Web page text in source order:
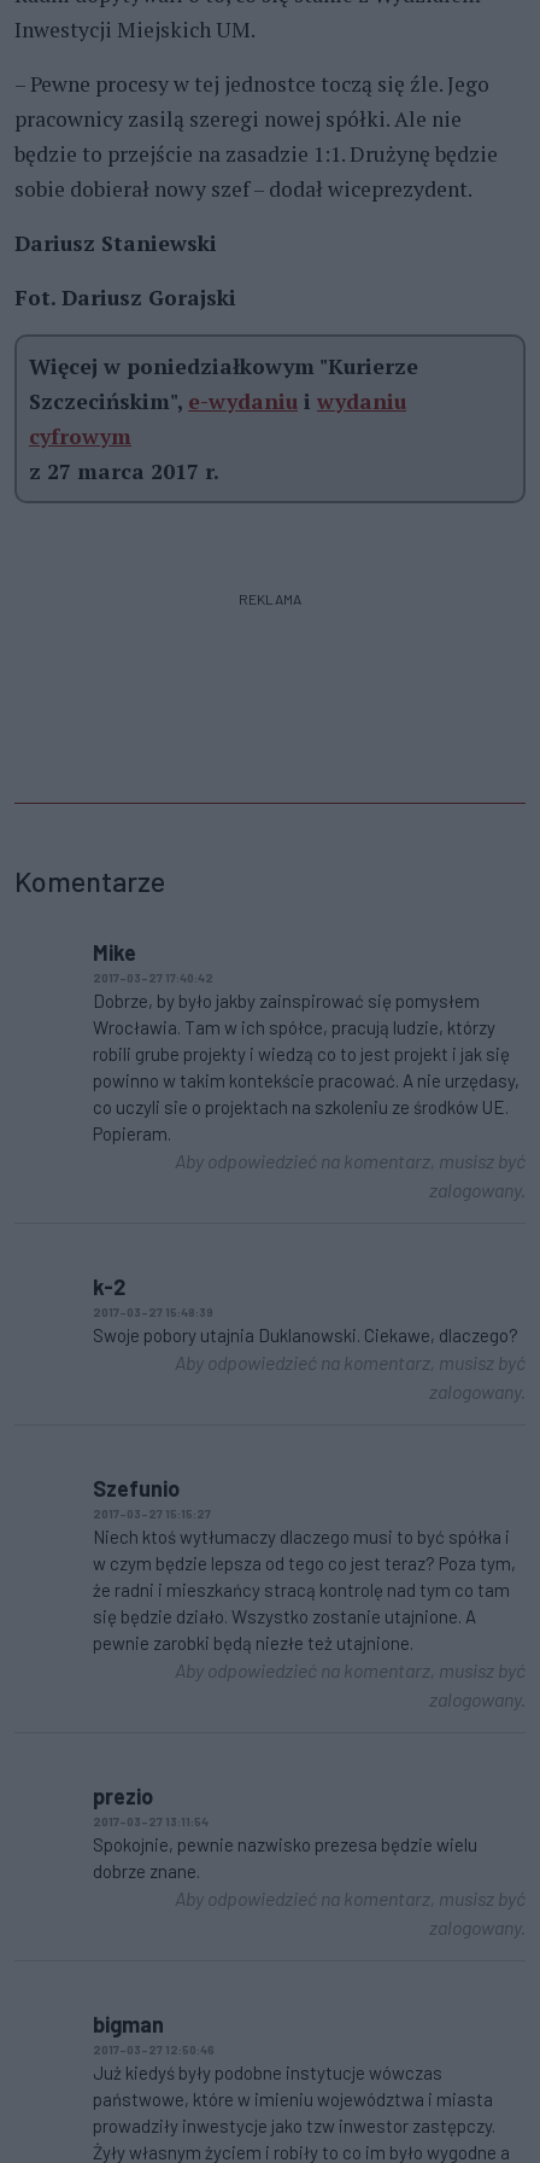
Inwestycji Miejskich UM.
– Pewne procesy w tej jednostce toczą się źle. Jego
pracownicy zasilą szeregi nowej spółki. Ale nie
będzie to przejście na zasadzie 1:1. Drużynę będzie
sobie dobierał nowy szef – dodał wiceprezydent.
Dariusz Staniewski
Fot. Dariusz Gorajski
Więcej w poniedziałkowym "Kurierze
Szczecińskim", e-wydaniu i wydaniu
cyfrowym
z 27 marca 2017 r.
REKLAMA
Komentarze
Mike
2017-03-27 17:40:42
Dobrze, by było jakby zainspirować się pomysłem
Wrocławia. Tam w ich spółce, pracują ludzie, którzy
robili grube projekty i wiedzą co to jest projekt i jak się
powinno w takim kontekście pracować. A nie urzędasy,
co uczyli sie o projektach na szkoleniu ze środków UE.
Popieram.
Aby odpowiedzieć na komentarz, musisz być
zalogowany.
k-2
2017-03-27 15:48:39
Swoje pobory utajnia Duklanowski. Ciekawe, dlaczego?
Aby odpowiedzieć na komentarz, musisz być
zalogowany.
Szefunio
2017-03-27 15:15:27
Niech ktoś wytłumaczy dlaczego musi to być spółka i
w czym będzie lepsza od tego co jest teraz? Poza tym,
że radni i mieszkańcy stracą kontrolę nad tym co tam
się będzie działo. Wszystko zostanie utajnione. A
pewnie zarobki będą niezłe też utajnione.
Aby odpowiedzieć na komentarz, musisz być
zalogowany.
prezio
2017-03-27 13:11:54
Spokojnie, pewnie nazwisko prezesa będzie wielu
dobrze znane.
Aby odpowiedzieć na komentarz, musisz być
zalogowany.
bigman
2017-03-27 12:50:46
Już kiedyś były podobne instytucje wówczas
państwowe, które w imieniu województwa i miasta
prowadziły inwestycje jako tzw inwestor zastępczy.
Żyły własnym życiem i robiły to co im było wygodne a